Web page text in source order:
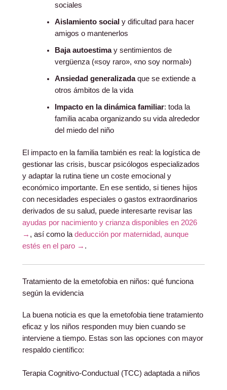
sociales
Aislamiento socialy dificultad para hacer
amigos o mantenerlos
Baja autoestimay sentimientos de
vergüenza («soy raro», «no soy normal»)
Ansiedad generalizadaque se extiende a
otros ámbitos de la vida
Impacto en la dinámica familiar: toda la
familia acaba organizando su vida alrededor
del miedo del niño
El impacto en la familia también es real: la logística de
gestionar las crisis, buscar psicólogos especializados
y adaptar la rutina tiene un coste emocional y
económico importante. En ese sentido, si tienes hijos
con necesidades especiales o gastos extraordinarios
derivados de su salud, puede interesarte revisar las
ayudas por nacimiento y crianza disponibles en 2026
→ , así como ladeducción por maternidad, aunque
estés en el paro → .
Tratamiento de la emetofobia en niños: qué funciona
según la evidencia
La buena noticia es que la emetofobia tiene tratamiento
eficaz y los niños responden muy bien cuando se
interviene a tiempo. Estas son las opciones con mayor
respaldo científico:
Terapia Cognitivo-Conductual (TCC) adaptada a niños